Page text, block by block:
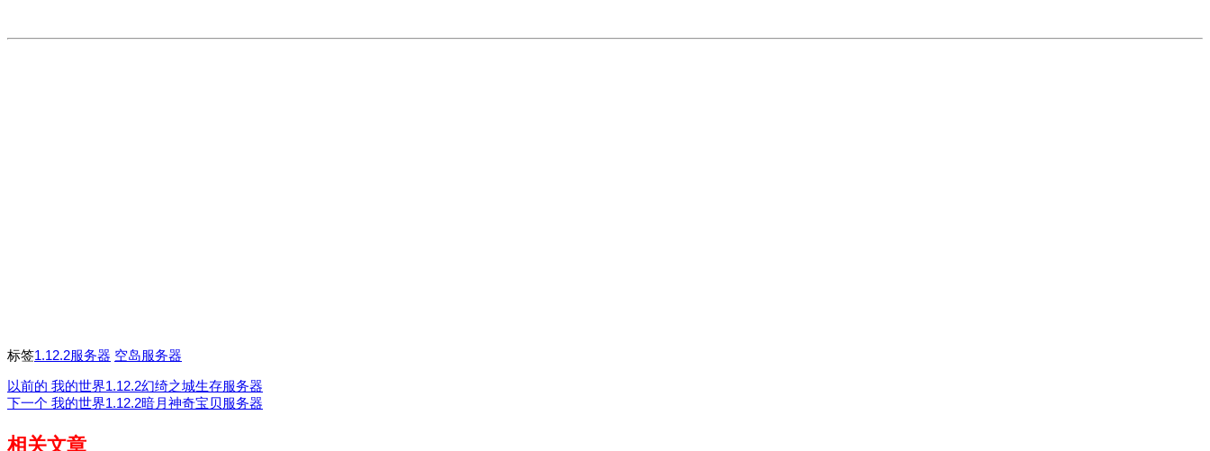
标签1.12.2服务器 空岛服务器
以前的 我的世界1.12.2幻绮之城生存服务器
下一个 我的世界1.12.2暗月神奇宝贝服务器
相关文章